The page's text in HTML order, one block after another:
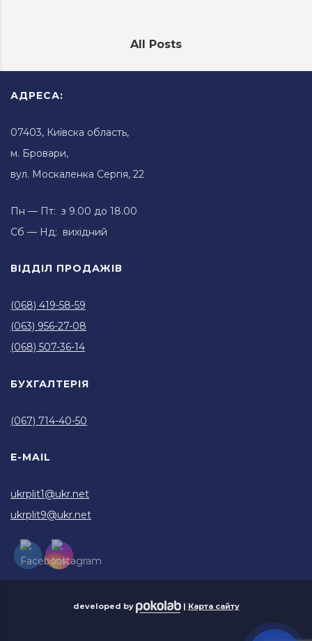
All Posts
АДРЕСА:
07403, Київска область,
м. Бровари,
вул. Москаленка Сергія, 22
Пн — Пт: з 9.00 до 18.00
Сб — Нд: вихідний
ВІДДІЛ ПРОДАЖІВ
(068) 419-58-59
(063) 956-27-08
(068) 507-36-14
БУХГАЛТЕРІЯ
(067) 714-40-50
E-MAIL
ukrplit1@ukr.net
ukrplit9@ukr.net
developed by | Карта сайту